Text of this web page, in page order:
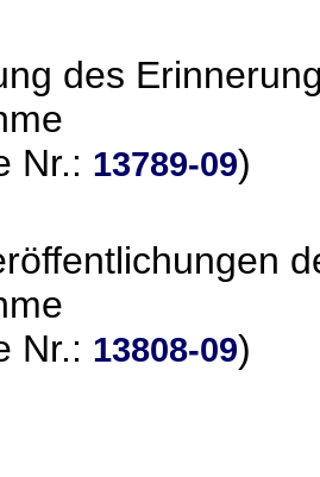
des
Nr.: 13789-09)
Nr.: 13808-09)